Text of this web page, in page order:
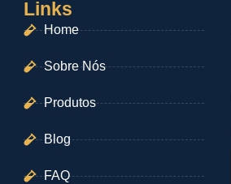
Links
Home
Sobre Nós
Produtos
Blog
FAQ